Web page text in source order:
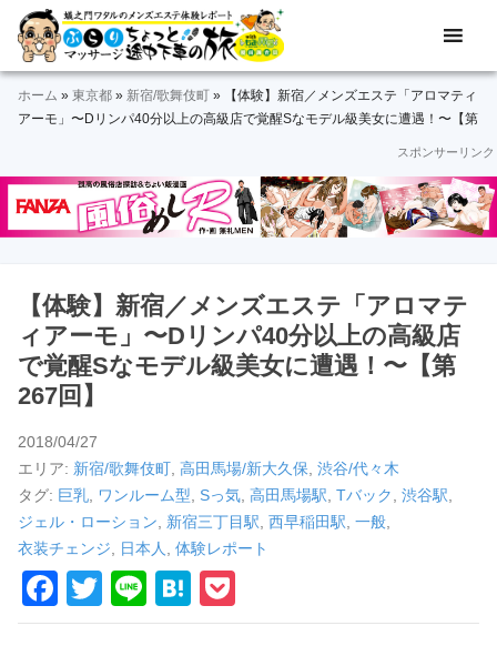
Skip
primary
navigation
Skip
main
Skip
primary
Skip
secondary
Skip
footer
ぶ
ら
り
ッ
ー
ジ
途
下
車
の
旅
メ
ン
エ
ス
験
レ
ポ
＆
ホーム » 東京都 » 新宿/歌舞伎町 »
【体験】新宿／メンズエステ「アロマティ
アーモ」〜Dリンパ40分以上の高級店で覚醒Sなモデル級美女に遭遇！〜【第
スポンサーリンク
【体験】新宿／メンズエステ「アロマテ
ィアーモ」〜Dリンパ40分以上の高級店
で覚醒Sなモデル級美女に遭遇！〜【第
267回】
2018/04/27
エリア: 新宿/歌舞伎町, 高田馬場/新大久保, 渋谷/代々木
タグ: 巨乳, ワンルーム型, Sっ気, 高田馬場駅, Tバック, 渋谷駅,
ジェル・ローション, 新宿三丁目駅, 西早稲田駅, 一般,
衣装チェンジ, 日本人, 体験レポート
F
a
T
wi
Li
n
H
at o